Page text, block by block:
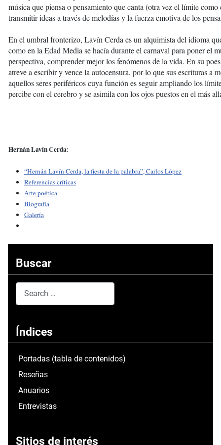
música que piensa o pensamiento que canta (otra vez el límite
transmitir ideas a través de melodías y la fuerza emotiva de los
En el umbral fronterizo, Lavín Cerda es un alquimista del idioma
como en la Edad Media se hacía durante el carnaval para poner el
perspectiva, comprender mejor los fenómenos de la vida. En su
atreve a escribir y vence la autocensura, por lo que sus escrituras a
aquellos seres periféricos cuya función es seguir ampliando los
percibe con el cerebro y se asimila con los ojos puestos en el más
Hernán Lavín Cerda:
“Hernán Lavín Cerda, la fiesta de la palabra”, Carlos López
Referencias críticas
Arte poética
Biografía
Galería
Buscar
Índices
Portadas (tabla de contenidos)
Reseñas
Anuarios
Entrevistas
Sitios de interés